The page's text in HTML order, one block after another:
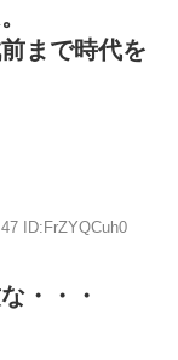
まで時代を
ID:FrZYQCuh0
・・・